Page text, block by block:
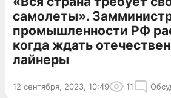
самолеты».
промышленности РФ
когда ждать
лайнеры
12 сентября, 2023, 10:49 11